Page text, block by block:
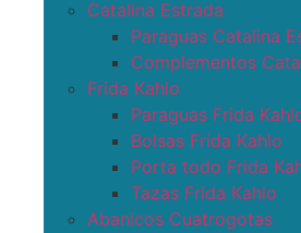
Catalina Estrada
Paraguas Catalina
Complementos
Frida Kahlo
Paraguas Frida
Bolsas Frida Kahlo
Porta todo Frida
Tazas Frida Kahlo
Abanicos Cuatrogotas